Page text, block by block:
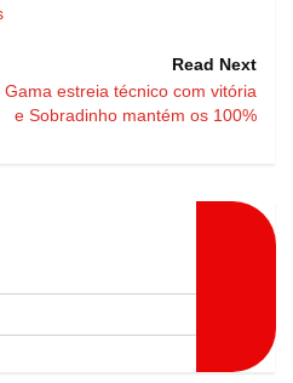
Read Next
estreia técnico com vitória
e Sobradinho mantém os 100%